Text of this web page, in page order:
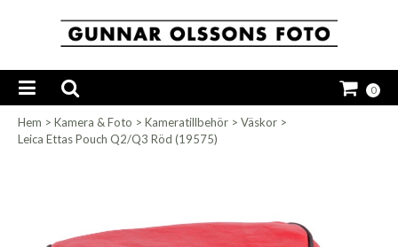
0
Hem > Kamera & Foto > Kameratillbehör > Väskor >
Leica Ettas Pouch Q2/Q3 Röd (19575)